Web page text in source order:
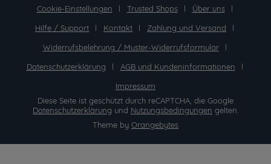
Cookie-Einstellungen Trusted Shops
Über uns
Hilfe / Support
Kontakt
Zahlung und Versand
Widerrufsbelehrung / Muster-Widerrufsformular
Datenschutzerklärung
AGB und Kundeninformationen
Impressum
Diese Seite ist geschützt durch reCAPTCHA, die Google
Datenschutzerklärung und Nutzungsbedingungen gelten.
Theme by Orangebytes